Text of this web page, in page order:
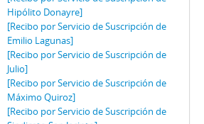
Hipólito Donayre]
[Recibo por Servicio de Suscripción de
Emilio Lagunas]
[Recibo por Servicio de Suscripción de
Julio]
[Recibo por Servicio de Suscripción de
Máximo Quiroz]
[Recibo por Servicio de Suscripción de